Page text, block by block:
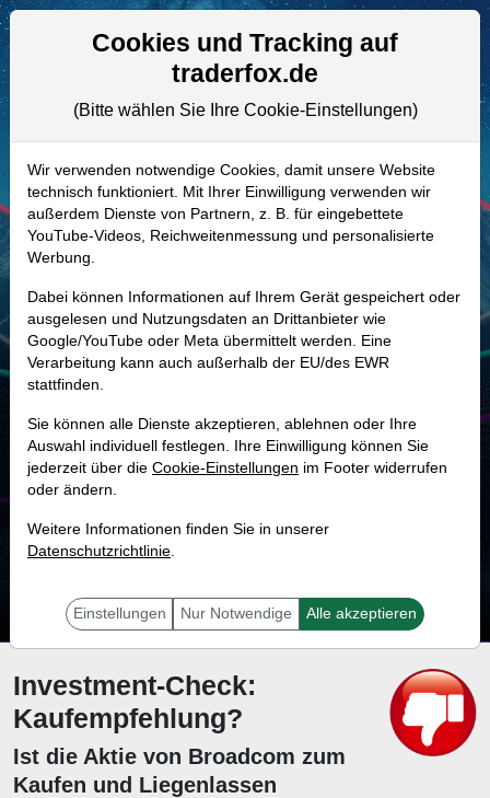
Aktien- und Artikelsuche
A2JG9Z | AVGO–Broadcom Aktie
Realtime-Aktienkurs:
-
-
Marktkapitalisierung 1,99 Bio. USD
Unternehmenswert 2,03 Bio. USD
MONKEY-TRADER INDIKATOR
69.0 %
Mit 69.0 % Wahrscheinlichkeit wird selbst der unglücklichst agierende Trader
Investment-Check:
Kaufempfehlung?
Ist die Aktie von Broadcom zum
Kaufen und Liegenlassen
Cookies und Tracking auf
traderfox.de
(Bitte wählen Sie Ihre Cookie-Einstellungen)
Wir verwenden notwendige Cookies, damit unsere Website
technisch funktioniert. Mit Ihrer Einwilligung verwenden wir
außerdem Dienste von Partnern, z. B. für eingebettete
YouTube-Videos, Reichweitenmessung und personalisierte
Werbung.
Dabei können Informationen auf Ihrem Gerät gespeichert oder
ausgelesen und Nutzungsdaten an Drittanbieter wie
Google/YouTube oder Meta übermittelt werden. Eine
Verarbeitung kann auch außerhalb der EU/des EWR
stattfinden.
Sie können alle Dienste akzeptieren, ablehnen oder Ihre
Auswahl individuell festlegen. Ihre Einwilligung können Sie
jederzeit über die Cookie-Einstellungen im Footer widerrufen
oder ändern.
Weitere Informationen finden Sie in unserer
Datenschutzrichtlinie.
Einstellungen Nur Notwendige Alle akzeptieren